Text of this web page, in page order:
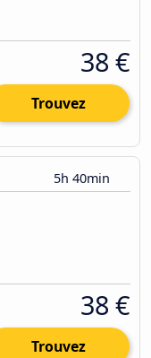
38 €
Trouvez
5h 40min
38 €
Trouvez